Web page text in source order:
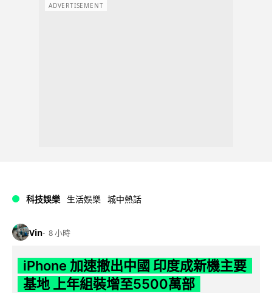
ADVERTISEMENT
科技娛樂 生活娛樂 城中熱話
Vin 8 小時
iPhone 加速撤出中國 印度成新機主要
基地 上年組裝增至5500萬部